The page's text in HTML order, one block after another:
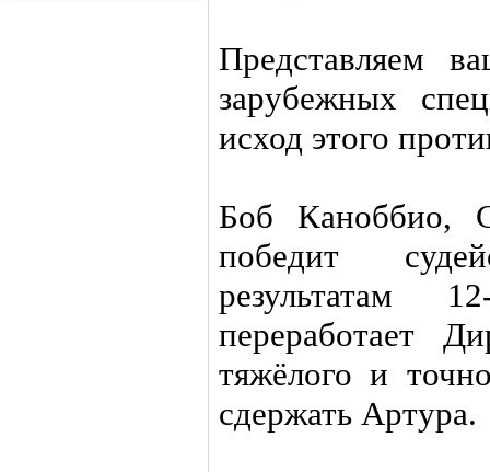
Представляем
зарубежных
исход этого
Боб Каноббио,
победит
результатам
переработает
тяжёлого и
сдержать Артура.